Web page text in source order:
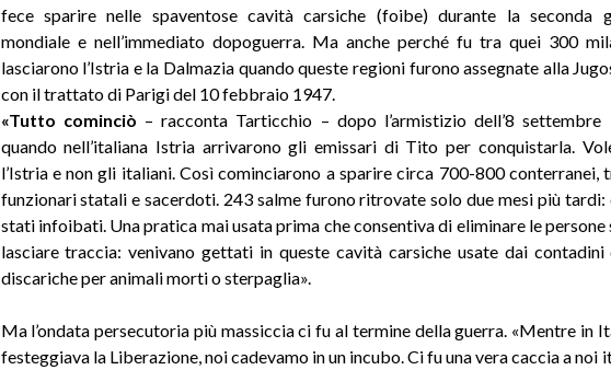
fece sparire nelle spaventose cavità carsiche (foibe) durante la seconda
mondiale e nell’immediato dopoguerra. Ma anche perché fu tra quei 300
lasciarono l’Istria e la Dalmazia quando queste regioni furono assegnate alla
con il trattato di Parigi del 10 febbraio 1947.
«Tutto cominciò – racconta Tarticchio – dopo l’armistizio dell’8 settembre
quando nell’italiana Istria arrivarono gli emissari di Tito per conquistarla.
l’Istria e non gli italiani. Così cominciarono a sparire circa 700-800 conterranei,
funzionari statali e sacerdoti. 243 salme furono ritrovate solo due mesi più tardi:
stati infoibati. Una pratica mai usata prima che consentiva di eliminare le persone
lasciare traccia: venivano gettati in queste cavità carsiche usate dai contadini
discariche per animali morti o sterpaglia».
Ma l’ondata persecutoria più massiccia ci fu al termine della guerra. «Mentre in
festeggiava la Liberazione, noi cadevamo in un incubo. Ci fu una vera caccia a noi